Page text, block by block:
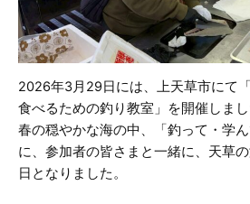
2026年3月29日には、上天草市にて
食べるための釣り教室」を開催しまし
春の穏やかな海の中、「釣って・学
に、参加者の皆さまと一緒に、天草
日となりました。